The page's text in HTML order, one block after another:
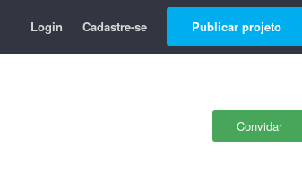
Login Cadastre-se Publicar projeto
Convidar